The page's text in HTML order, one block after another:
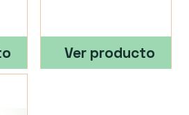
Ver producto